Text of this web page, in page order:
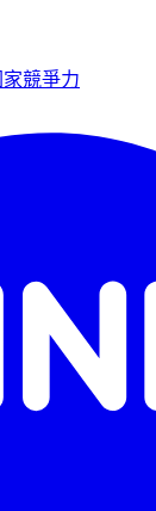
家競爭力